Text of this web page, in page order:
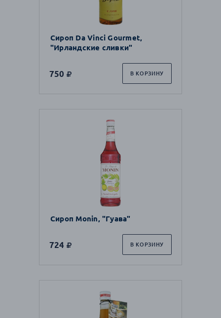
Сироп Da Vinci Gourmet,
"Ирландские сливки"
750 В КОРЗИНУ
Сироп Monin, "Гуава"
724 В КОРЗИНУ